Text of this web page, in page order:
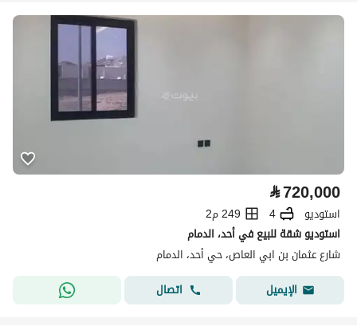
⃁720,000
استوديو 4
249 م2
استوديو شقة للبيع في أحد، الدمام
شارع عثمان بن ابي العاص، حي أحد، الدمام
الإيميل
اتصال